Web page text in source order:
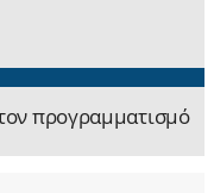
προγραμματισμό